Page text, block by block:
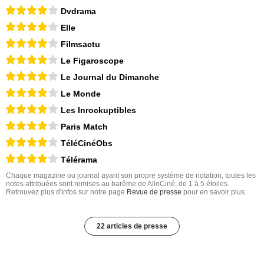
Dvdrama
Elle
Filmsactu
Le Figaroscope
Le Journal du Dimanche
Le Monde
Les Inrockuptibles
Paris Match
TéléCinéObs
Télérama
Chaque magazine ou journal ayant son propre système de notation, toutes les
notes attribuées sont remises au barême de AlloCiné, de 1 à 5 étoiles.
Retrouvez plus d'infos sur notre page Revue de presse pour en savoir plus.
22 articles de presse